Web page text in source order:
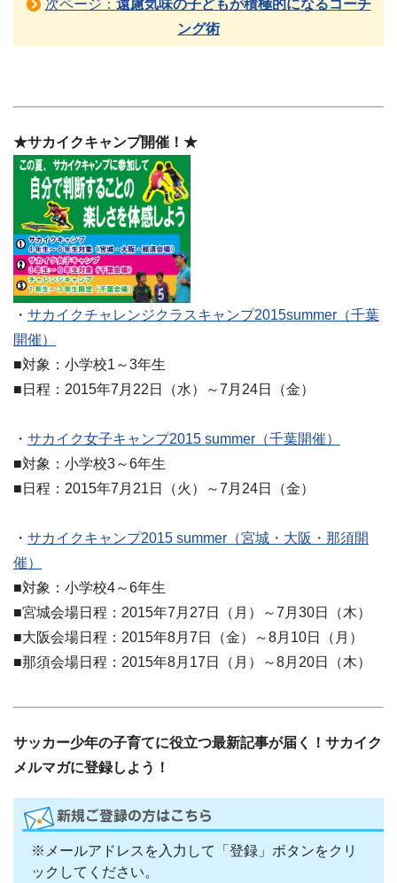
次ページ： 遠慮気味の子どもが積極的になるコーチ
ング術
★サカイクキャンプ開催！★
・ サカイクチャレンジクラスキャンプ2015summer（千葉
開催）
■対象：小学校1～3年生
■日程：2015年7月22日（水）～7月24日（金）
・ サカイク女子キャンプ2015 summer（千葉開催）
■対象：小学校3～6年生
■日程：2015年7月21日（火）～7月24日（金）
・ サカイクキャンプ2015 summer（宮城・大阪・那須開
催）
■対象：小学校4～6年生
■宮城会場日程：2015年7月27日（月）～7月30日（木）
■大阪会場日程：2015年8月7日（金）～8月10日（月）
■那須会場日程：2015年8月17日（月）～8月20日（木）
サッカー少年の子育てに役立つ最新記事が届く！サカイク
メルマガに登録しよう！
※メールアドレスを入力して「登録」ボタンをクリ
ックしてください。